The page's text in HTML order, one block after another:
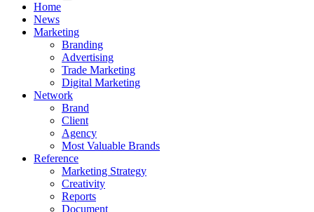
Home
News
Marketing
Branding
Advertising
Trade Marketing
Digital Marketing
Network
Brand
Client
Agency
Most Valuable Brands
Reference
Marketing Strategy
Creativity
Reports
Document